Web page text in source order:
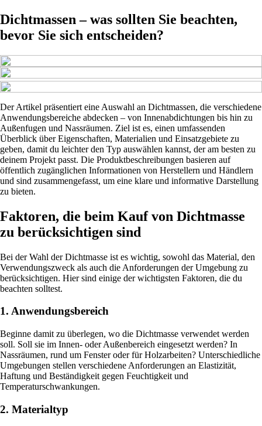
Dichtmassen – was sollten Sie beachten,
bevor Sie sich entscheiden?
Der Artikel präsentiert eine Auswahl an Dichtmassen, die verschiedene
Anwendungsbereiche abdecken – von Innenabdichtungen bis hin zu
Außenfugen und Nassräumen. Ziel ist es, einen umfassenden
Überblick über Eigenschaften, Materialien und Einsatzgebiete zu
geben, damit du leichter den Typ auswählen kannst, der am besten zu
deinem Projekt passt. Die Produktbeschreibungen basieren auf
öffentlich zugänglichen Informationen von Herstellern und Händlern
und sind zusammengefasst, um eine klare und informative Darstellung
zu bieten.
Faktoren, die beim Kauf von Dichtmasse
zu berücksichtigen sind
Bei der Wahl der Dichtmasse ist es wichtig, sowohl das Material, den
Verwendungszweck als auch die Anforderungen der Umgebung zu
berücksichtigen. Hier sind einige der wichtigsten Faktoren, die du
beachten solltest.
1. Anwendungsbereich
Beginne damit zu überlegen, wo die Dichtmasse verwendet werden
soll. Soll sie im Innen- oder Außenbereich eingesetzt werden? In
Nassräumen, rund um Fenster oder für Holzarbeiten? Unterschiedliche
Umgebungen stellen verschiedene Anforderungen an Elastizität,
Haftung und Beständigkeit gegen Feuchtigkeit und
Temperaturschwankungen.
2. Materialtyp